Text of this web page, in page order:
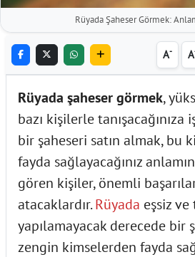
Rüyada Şaheser Görmek:
A- A
Rüyada şaheser görmek,
bazı kişilerle
bir şaheseri satın almak, bu
fayda sağlayacağınız
gören kişiler, önemli
atacaklardır.Rüyada eşsiz
yapılamayacak derecede bir
zengin kimselerden fayda